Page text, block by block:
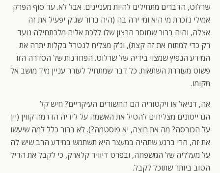
שרלוט, הדברים מתחילים להיות מעניינים. אבל לא. עד סוף הפרק
אמילי נזכרת מי היא ומי ירה בה (היה ברור שג'ק יפעיל את זה
אצלה, והיה ברור שחוסר הרצון שלו ללכת אליה מלכתחילה נועד
רק כדי למתוח את זה קצת), וג'ק מצליח לנטרל בקלות יתרה את
המידע הנפיץ שמצוי בידיה של שרלוט. הפחדנות של הסדרה הזו
פשוט מעוררת השתאות. כל דבר שמתחיל לעורר עניין מיד מושב אל
מקומו.
אה, דניאל או ויקטוריה הם החשודים העיקריים? חיש קל
הגרייסונים מצליחים להטיל את האשמה על לידיה הדרמה קווין (יין
על הכורסה? מה את רוצה, יא פוסטמה?). לא ברור כלל למה שיעשו
את זה, הרי ברגע שתהיה במעצר היא תשתמש במידע הרב שיש לה
על מעלליה של המשפחה, ובפרט דיוויד קלארק, כי לקבל את הדיל
הטוב ביותר שתוכל לקבל.